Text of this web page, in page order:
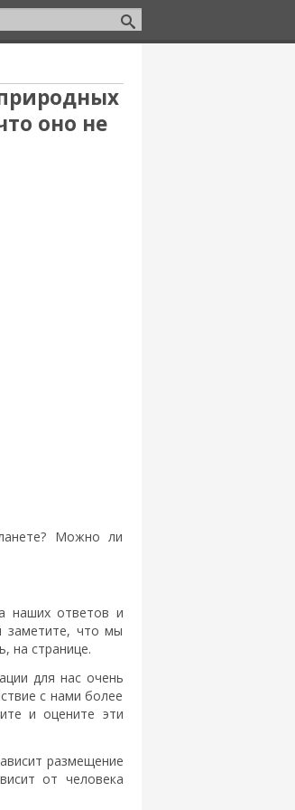
оно не
Можно ли
наших ответов и
заметите, что мы
на странице.
для нас очень
с нами более
и оцените эти
размещение
от человека